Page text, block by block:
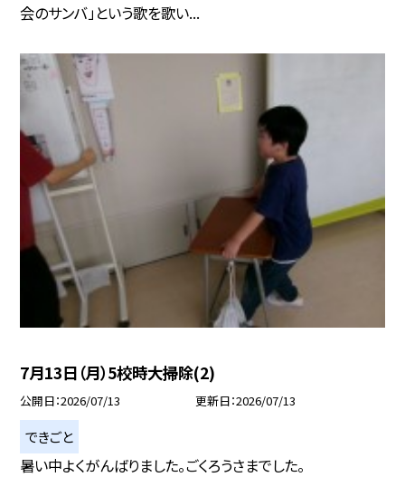
会のサンバ」という歌を歌い...
7月13日（月）5校時大掃除(2)
公開日 2026/07/13 更新日 2026/07/13
できごと
暑い中よくがんばりました。ごくろうさまでした。